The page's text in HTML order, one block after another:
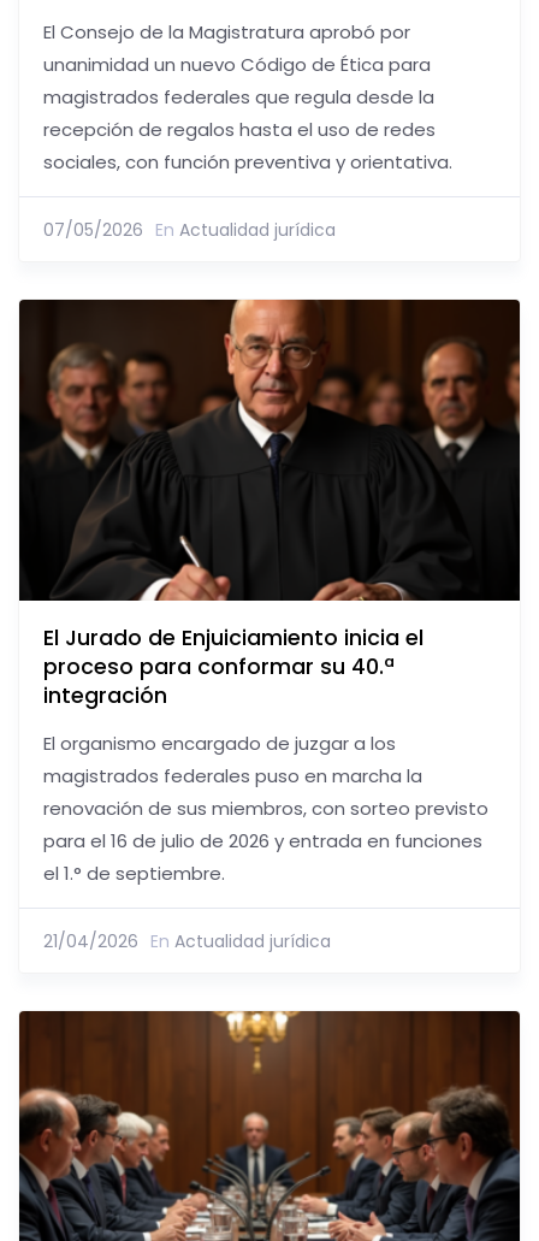
El Consejo de la Magistratura aprobó por
unanimidad un nuevo Código de Ética para
magistrados federales que regula desde la
recepción de regalos hasta el uso de redes
sociales, con función preventiva y orientativa.
07/05/2026 En Actualidad jurídica
El Jurado de Enjuiciamiento inicia el
proceso para conformar su 40.ª
integración
El organismo encargado de juzgar a los
magistrados federales puso en marcha la
renovación de sus miembros, con sorteo previsto
para el 16 de julio de 2026 y entrada en funciones
el 1.° de septiembre.
21/04/2026 En Actualidad jurídica